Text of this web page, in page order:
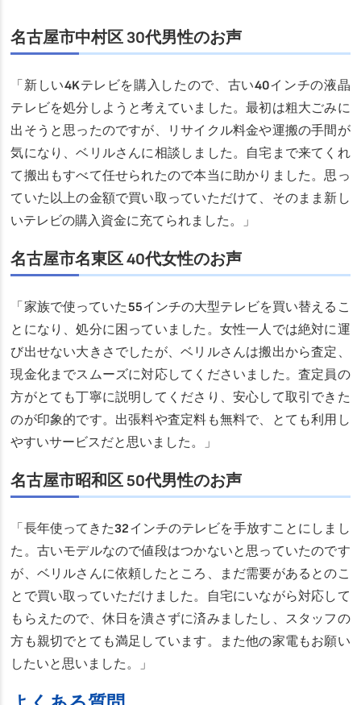
名古屋市中村区 30代男性のお声
「新しい4Kテレビを購入したので、古い40インチの液晶
テレビを処分しようと考えていました。最初は粗大ごみに
出そうと思ったのですが、リサイクル料金や運搬の手間が
気になり、ベリルさんに相談しました。自宅まで来てくれ
て搬出もすべて任せられたので本当に助かりました。思っ
ていた以上の金額で買い取っていただけて、そのまま新し
いテレビの購入資金に充てられました。」
名古屋市名東区 40代女性のお声
「家族で使っていた55インチの大型テレビを買い替えるこ
とになり、処分に困っていました。女性一人では絶対に運
び出せない大きさでしたが、ベリルさんは搬出から査定、
現金化までスムーズに対応してくださいました。査定員の
方がとても丁寧に説明してくださり、安心して取引できた
のが印象的です。出張料や査定料も無料で、とても利用し
やすいサービスだと思いました。」
名古屋市昭和区 50代男性のお声
「長年使ってきた32インチのテレビを手放すことにしまし
た。古いモデルなので値段はつかないと思っていたのです
が、ベリルさんに依頼したところ、まだ需要があるとのこ
とで買い取っていただけました。自宅にいながら対応して
もらえたので、休日を潰さずに済みましたし、スタッフの
方も親切でとても満足しています。また他の家電もお願い
したいと思いました。」